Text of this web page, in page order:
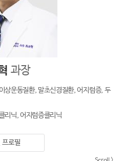
과장
상운동질환, 말초신경질환, 어지럼증, 두
리닉, 어지럼증클리닉
프로필